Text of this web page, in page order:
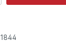
1844